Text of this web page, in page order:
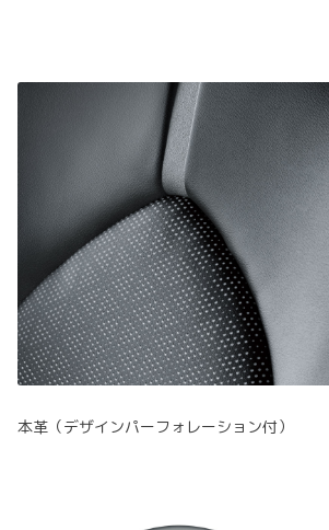
本革（デザインパーフォレーション付）